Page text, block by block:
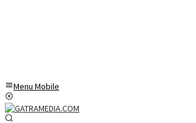
Menu Mobile